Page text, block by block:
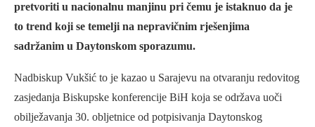
pretvoriti u nacionalnu manjinu pri čemu je istaknuo da je
to trend koji se temelji na nepravičnim rješenjima
sadržanim u Daytonskom sporazumu.
Nadbiskup Vukšić to je kazao u Sarajevu na otvaranju redovitog
zasjedanja Biskupske konferencije BiH koja se održava uoči
obilježavanja 30. obljetnice od potpisivanja Daytonskog